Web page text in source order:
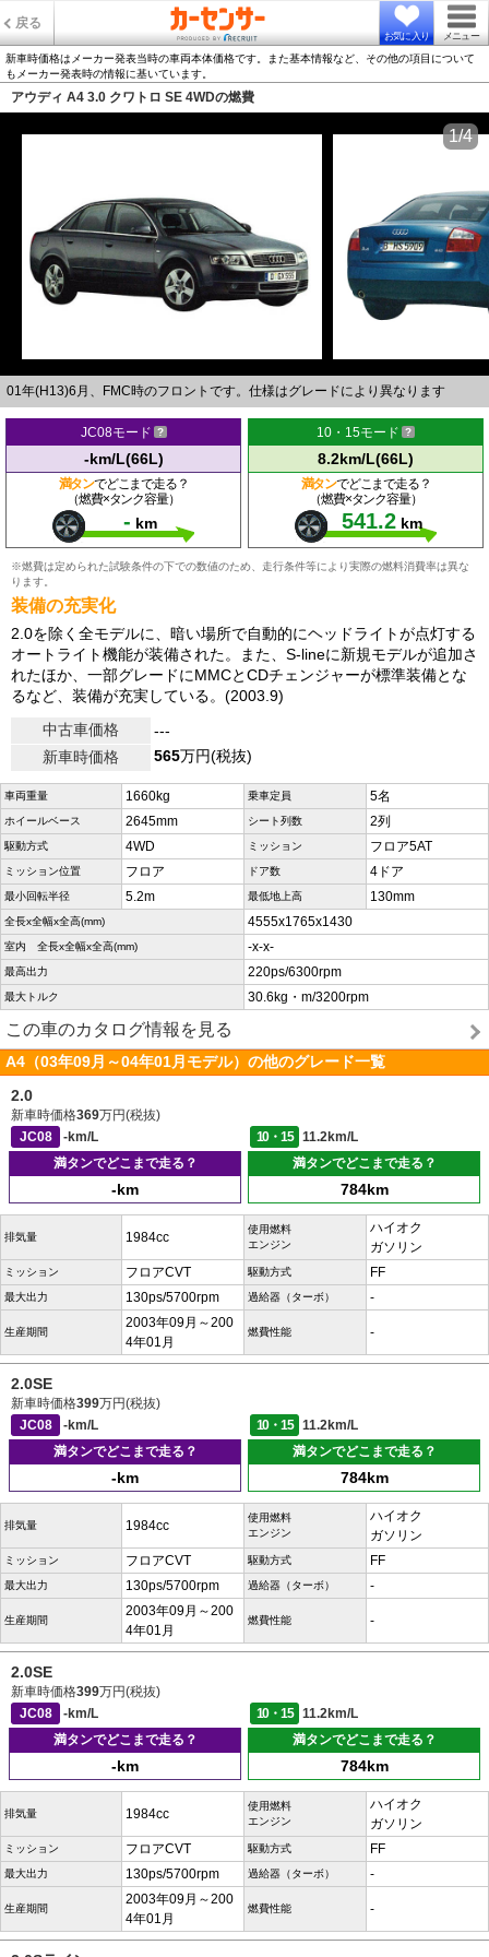
戻る
お気に入り メニュー
新車時価格はメーカー発表当時の車両本体価格です。また基本情報など、その他の項目について
もメーカー発表時の情報に基いています。
アウディ A4 3.0 クワトロ SE 4WDの燃費
01年(H13)6月、FMC時のフロントです。仕様はグレードにより異なります
1/4
JC08モード
-km/L(66L)
満タンでどこまで走る？
（燃費×タンク容量）
- km
10・15モード
8.2km/L(66L)
満タンでどこまで走る？
（燃費×タンク容量）
541.2 km
※燃費は定められた試験条件の下での数値のため、走行条件等により実際の燃料消費率は異な
ります。
装備の充実化
2.0を除く全モデルに、暗い場所で自動的にヘッドライトが点灯する
オートライト機能が装備された。また、S-lineに新規モデルが追加さ
れたほか、一部グレードにMMCとCDチェンジャーが標準装備とな
るなど、装備が充実している。(2003.9)
中古車価格
---
新車時価格
565万円(税抜)
車両重量 1660kg 乗車定員 5名
ホイールベース 2645mm シート列数 2列
駆動方式 4WD ミッション フロア5AT
ミッション位置 フロア ドア数 4ドア
最小回転半径 5.2m 最低地上高 130mm
全長x全幅x全高(mm) 4555x1765x1430
室内 全長x全幅x全高(mm) -x-x-
最高出力 220ps/6300rpm
最大トルク 30.6kg・m/3200rpm
この車のカタログ情報を見る
A4（03年09月～04年01月モデル）の他のグレード一覧
2.0
新車時価格369万円(税抜)
JC08
-km/L 10・15
11.2km/L
満タンでどこまで走る？
-km
満タンでどこまで走る？
784km
排気量 1984cc
使用燃料
エンジン
ハイオク
ガソリン
ミッション フロアCVT 駆動方式 FF
最大出力 130ps/5700rpm 過給器（ターボ） -
生産期間
2003年09月～200
4年01月
燃費性能 -
2.0SE
新車時価格399万円(税抜)
JC08
-km/L 10・15
11.2km/L
満タンでどこまで走る？
-km
満タンでどこまで走る？
784km
排気量 1984cc
使用燃料
エンジン
ハイオク
ガソリン
ミッション フロアCVT 駆動方式 FF
最大出力 130ps/5700rpm 過給器（ターボ） -
生産期間
2003年09月～200
4年01月
燃費性能 -
2.0SE
新車時価格399万円(税抜)
JC08
-km/L 10・15
11.2km/L
満タンでどこまで走る？
-km
満タンでどこまで走る？
784km
排気量 1984cc
使用燃料
エンジン
ハイオク
ガソリン
ミッション フロアCVT 駆動方式 FF
最大出力 130ps/5700rpm 過給器（ターボ） -
生産期間
2003年09月～200
4年01月
燃費性能 -